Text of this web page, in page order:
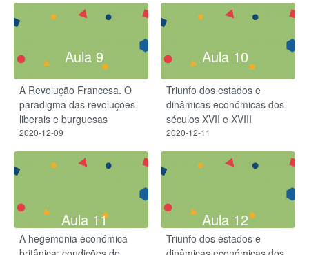
Aula 9
A Revolução Francesa. O
paradigma das revoluções
liberais e burguesas​
2020-12-09
Aula 10
Triunfo dos estados e
dinâmicas económicas dos
séculos XVII e XVIII
2020-12-11
Aula 11
A hegemonia económica
Aula 12
Triunfo dos estados e